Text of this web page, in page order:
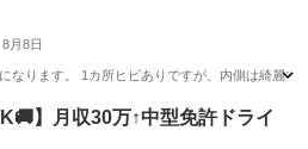
8月8日
なります。 1カ所ヒビありですが、内側は綺麗で
その他 ヘルメット
】月収30万↑中型免許ドライ